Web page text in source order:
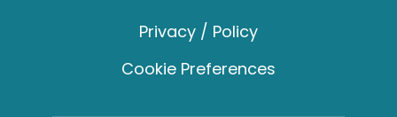
Privacy / Policy
Cookie Preferences